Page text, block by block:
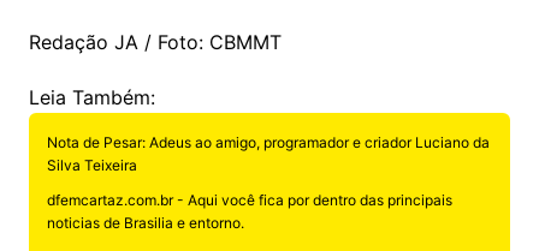
Redação JA / Foto: CBMMT
Leia Também:
Nota de Pesar: Adeus ao amigo, programador e criador Luciano da
Silva Teixeira
dfemcartaz.com.br - Aqui você fica por dentro das principais
noticias de Brasilia e entorno.